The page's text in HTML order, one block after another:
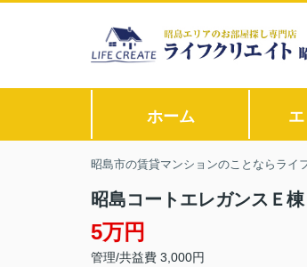
ホーム
昭島市の賃貸マンションのことならライ
昭島コートエレガンスＥ棟
5万円
管理/共益費 3,000円